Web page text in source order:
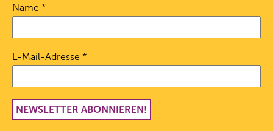
Name *
E-Mail-Adresse *